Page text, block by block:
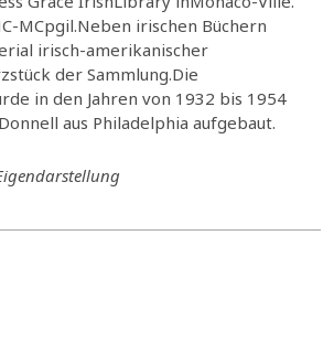
MCpgil.Neben irischen Büchern
irisch-amerikanischer
der Sammlung.Die
in den Jahren von 1932 bis 1954
aus Philadelphia aufgebaut.